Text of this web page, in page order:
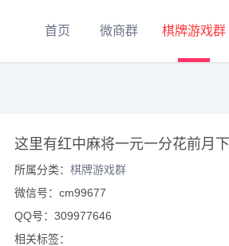
首页 微商群 棋牌游戏群
这里有红中麻将一元一分花前月下
所属分类： 棋牌游戏群
微信号：cm99677
QQ号：309977646
相关标签：